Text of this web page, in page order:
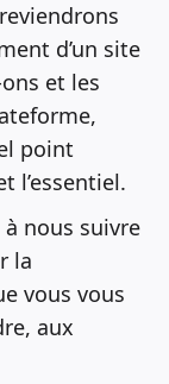
d’un site
et les
point
l’essentiel.
à nous suivre
la
vous vous
aux